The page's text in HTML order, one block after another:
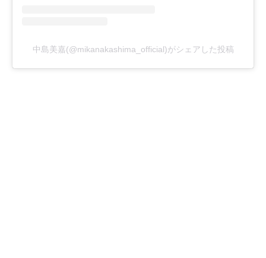
中島美嘉(@mikanakashima_official)がシェアした投稿